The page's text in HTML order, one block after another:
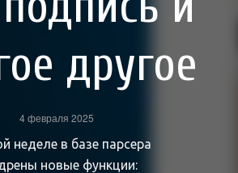
другое
4 февраля 2025
неделе в базе парсера
новые функции: